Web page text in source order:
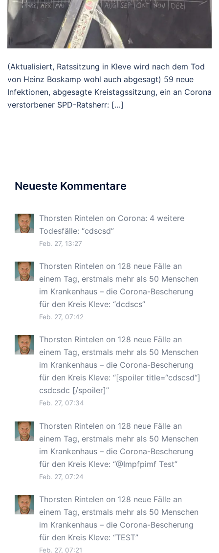
(Aktualisiert, Ratssitzung in Kleve wird nach dem Tod
von Heinz Boskamp wohl auch abgesagt) 59 neue
Infektionen, abgesagte Kreistagssitzung, ein an Corona
verstorbener SPD-Ratsherr: […]
Neueste Kommentare
Thorsten Rintelen on Corona: 4 weitere
Todesfälle: “cdscsd”
Feb. 27, 13:27
Thorsten Rintelen on 128 neue Fälle an
einem Tag, erstmals mehr als 50 Menschen
im Krankenhaus – die Corona-Bescherung
für den Kreis Kleve: “dcdscs”
Feb. 27, 07:42
Thorsten Rintelen on 128 neue Fälle an
einem Tag, erstmals mehr als 50 Menschen
im Krankenhaus – die Corona-Bescherung
für den Kreis Kleve: “[spoiler title=“cdscsd“]
csdcsdc [/spoiler]”
Feb. 27, 07:34
Thorsten Rintelen on 128 neue Fälle an
einem Tag, erstmals mehr als 50 Menschen
im Krankenhaus – die Corona-Bescherung
für den Kreis Kleve: “@Impfpimf Test”
Feb. 27, 07:24
Thorsten Rintelen on 128 neue Fälle an
einem Tag, erstmals mehr als 50 Menschen
im Krankenhaus – die Corona-Bescherung
für den Kreis Kleve: “TEST”
Feb. 27, 07:21